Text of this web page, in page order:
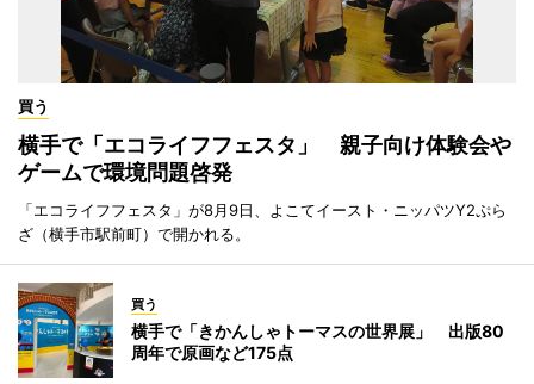
買う
横手で「エコライフフェスタ」 親子向け体験会や
ゲームで環境問題啓発
「エコライフフェスタ」が8月9日、よこてイースト・ニッパツY2ぷら
ざ（横手市駅前町）で開かれる。
買う
横手で「きかんしゃトーマスの世界展」 出版80
周年で原画など175点